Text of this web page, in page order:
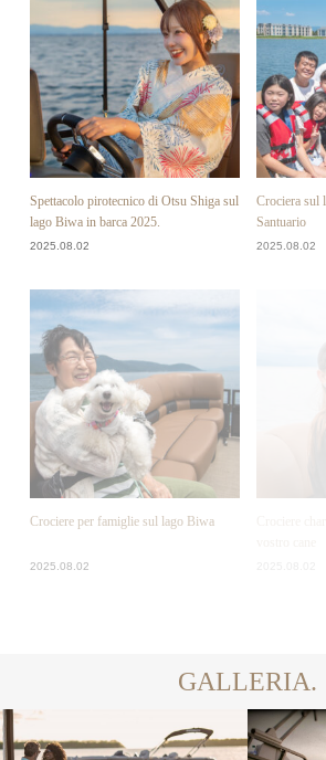
Spettacolo pirotecnico di Otsu Shiga sul
lago Biwa in barca 2025.
2025.08.02
Crociera sul
Santuario
2025.08.02
Crociere per famiglie sul lago Biwa
2025.08.02
GALLERIA.